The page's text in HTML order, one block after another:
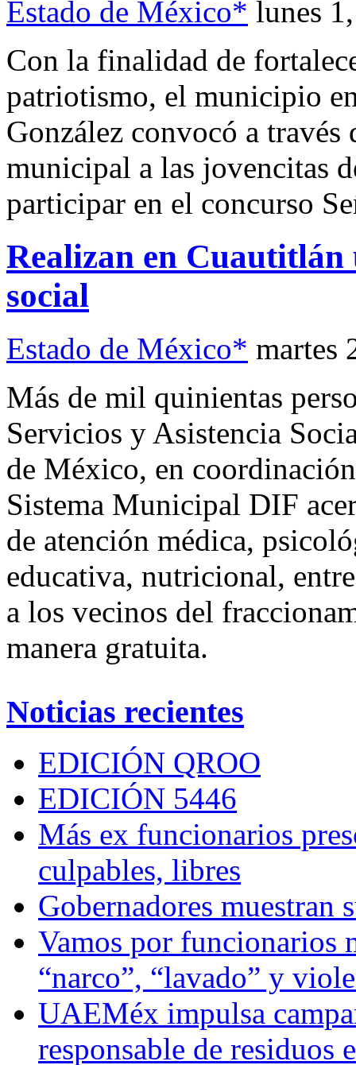
Estado de México* lunes
Con la finalidad de
patriotismo, el municipio
González convocó a
municipal a las jovencitas
participar en el concurso
Realizan en Cuautitlán
social
Estado de México* martes
Más de mil quinientas
Servicios y Asistencia
de México, en
Sistema Municipal DIF
de atención médica,
educativa, nutricional,
a los vecinos del
manera gratuita.
Noticias recientes
EDICIÓN QROO
EDICIÓN 5446
Más ex funcionarios
culpables, libres
Gobernadores muestran
Vamos por funcionarios
“narco”, “lavado” y
UAEMéx impulsa
responsable de residuos